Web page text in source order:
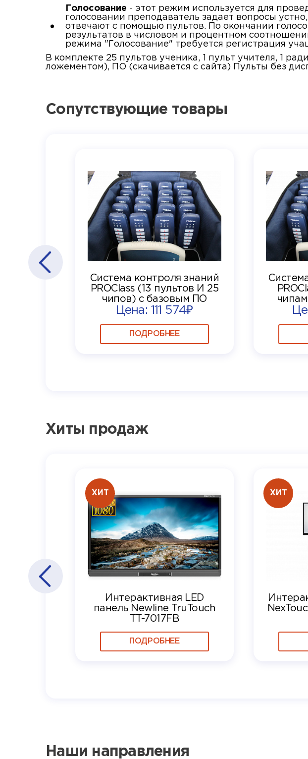
Голосование - этот режим используется для
голосовании преподаватель задает вопросы
отвечают с помощью пультов. По окончании
результатов в числовом и процентном
режима "Голосование" требуется регистрация
В комплекте 25 пультов ученика, 1 пульт учителя, 1
ложементом), ПО (скачивается с сайта) Пульты без
Сопутствующие товары
Система контроля знаний
PROClass (13 пультов И 25
чипов) с базовым ПО
Цена: 111 574₽
ПОДРОБНЕЕ
Хиты продаж
ХИТ
Интерактивная LED
панель Newline TruTouch
TT-7017FB
ПОДРОБНЕЕ
ХИТ
Наши направления